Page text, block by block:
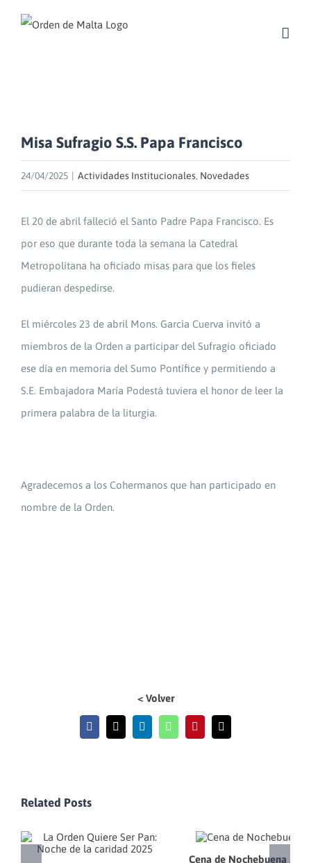
Misa Sufragio S.S. Papa Francisco
24/04/2025 Actividades Institucionales, Novedades
El 20 de abril falleció el Santo Padre Papa Francisco. Es
por eso que durante toda la semana la Catedral
Metropolitana ha oficiado misas para que los fieles
pudieran despedirse.
El miércoles 23 de abril Mons. García Cuerva invitó a
miembros de la Orden a participar del Sufragio oficiado
ese día en memoria del Sumo Pontífice y permitiendo a
S.E. Embajadora María Podestá tuviera el honor de leer la
primera palabra de la liturgia.
Agradecemos a los Cohermanos que han participado en
nombre de la Orden.
< Volver
Facebook
X LinkedInWhatsAppPinterestEmail
Related Posts
Cena de Nochebuena 2025